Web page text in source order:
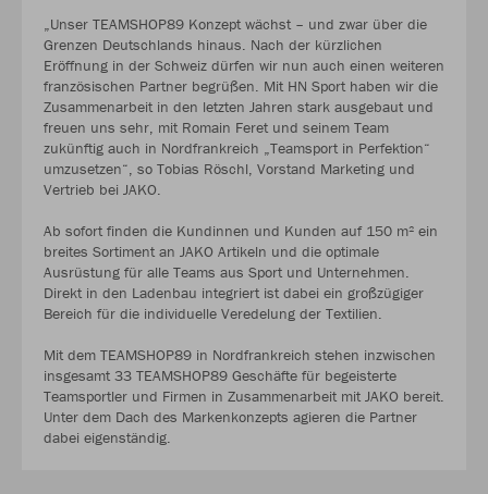
„Unser TEAMSHOP89 Konzept wächst – und zwar über die
Grenzen Deutschlands hinaus. Nach der kürzlichen
Eröffnung in der Schweiz dürfen wir nun auch einen weiteren
französischen Partner begrüßen. Mit HN Sport haben wir die
Zusammenarbeit in den letzten Jahren stark ausgebaut und
freuen uns sehr, mit Romain Feret und seinem Team
zukünftig auch in Nordfrankreich „Teamsport in Perfektion“
umzusetzen“, so Tobias Röschl, Vorstand Marketing und
Vertrieb bei JAKO.
Ab sofort finden die Kundinnen und Kunden auf 150 m² ein
breites Sortiment an JAKO Artikeln und die optimale
Ausrüstung für alle Teams aus Sport und Unternehmen.
Direkt in den Ladenbau integriert ist dabei ein großzügiger
Bereich für die individuelle Veredelung der Textilien.
Mit dem TEAMSHOP89 in Nordfrankreich stehen inzwischen
insgesamt 33 TEAMSHOP89 Geschäfte für begeisterte
Teamsportler und Firmen in Zusammenarbeit mit JAKO bereit.
Unter dem Dach des Markenkonzepts agieren die Partner
dabei eigenständig.